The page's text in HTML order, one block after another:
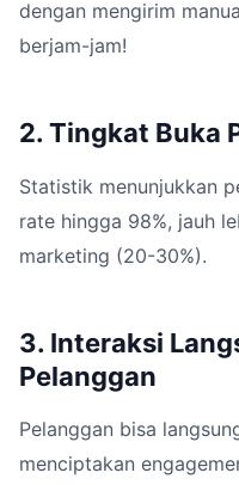
dengan mengirim
berjam-jam!
2. Tingkat Buka
Statistik menunjukkan
rate hingga 98%, jauh
marketing (20-30%).
3. Interaksi
Pelanggan
Pelanggan bisa
menciptakan